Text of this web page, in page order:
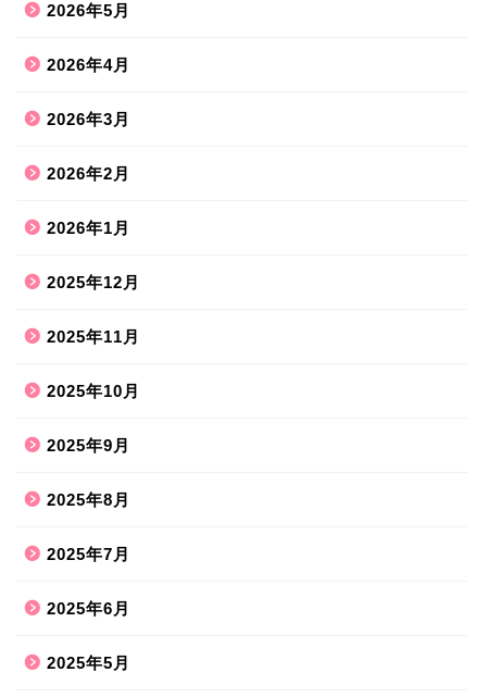
2026年5月
2026年4月
2026年3月
2026年2月
2026年1月
2025年12月
2025年11月
2025年10月
2025年9月
2025年8月
2025年7月
2025年6月
2025年5月